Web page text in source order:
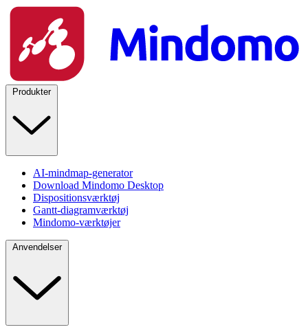
Produkter
AI-mindmap-generator
Download Mindomo Desktop
Dispositionsværktøj
Gantt-diagramværktøj
Mindomo-værktøjer
Anvendelser